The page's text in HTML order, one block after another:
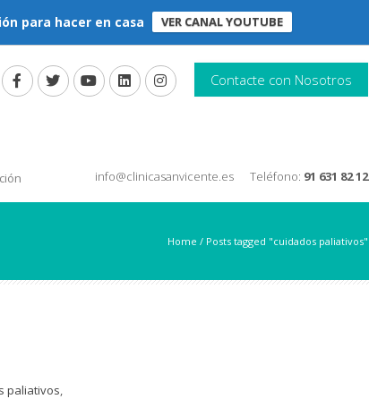
para hacer en casa VER CANAL YOUTUBE
Contacte con Nosotros
info@clinicasanvicente.es Teléfono: 91 631 82 12
Home / Posts tagged "cuidados paliativos"
paliativos,